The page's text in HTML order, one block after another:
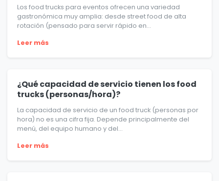
Los food trucks para eventos ofrecen una variedad
gastronómica muy amplia: desde street food de alta
rotación (pensado para servir rápido en...
Leer más
¿Qué capacidad de servicio tienen los food
trucks (personas/hora)?
La capacidad de servicio de un food truck (personas por
hora) no es una cifra fija. Depende principalmente del
menú, del equipo humano y del...
Leer más